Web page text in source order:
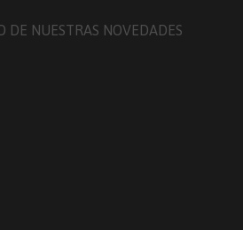
DE NUESTRAS NOVEDADES